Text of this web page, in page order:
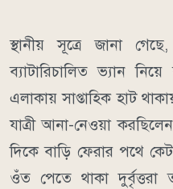
স্থানীয় সূত্রে জানা
ব্যাটারিচালিত ভ্যান
এলাকায় সাপ্তাহিক হাট
যাত্রী আনা-নেওয়া
দিকে বাড়ি ফেরার পথে
ওঁত পেতে থাকা